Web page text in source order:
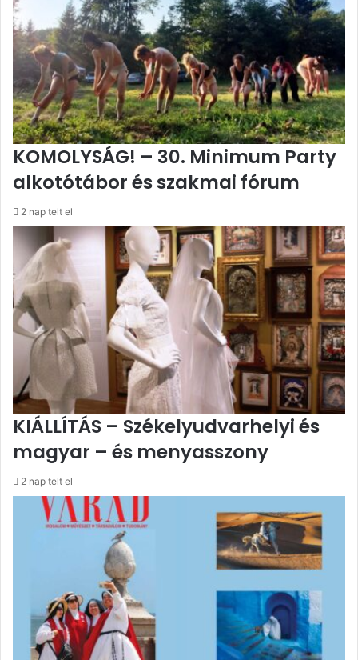
KOMOLYSÁG! – 30. Minimum Party
alkotótábor és szakmai fórum
2 nap telt el
KIÁLLÍTÁS – Székelyudvarhelyi és
magyar – és menyasszony
2 nap telt el